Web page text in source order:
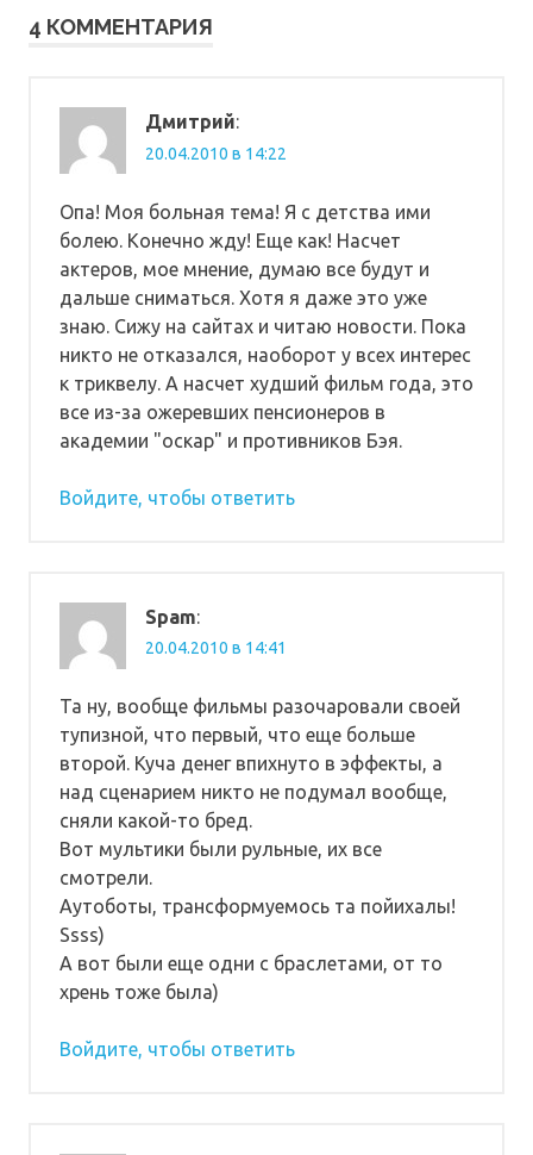
записям
4 КОММЕНТАРИЯ
Дмитрий:
20.04.2010 в 14:22
Опа! Моя больная тема! Я с детства ими
болею. Конечно жду! Еще как! Насчет
актеров, мое мнение, думаю все будут и
дальше сниматься. Хотя я даже это уже
знаю. Сижу на сайтах и читаю новости. Пока
никто не отказался, наоборот у всех интерес
к триквелу. А насчет худший фильм года, это
все из-за ожеревших пенсионеров в
академии "оскар" и противников Бэя.
Войдите, чтобы ответить
Spam:
20.04.2010 в 14:41
Та ну, вообще фильмы разочаровали своей
тупизной, что первый, что еще больше
второй. Куча денег впихнуто в эффекты, а
над сценарием никто не подумал вообще,
сняли какой-то бред.
Вот мультики были рульные, их все
смотрели.
Аутоботы, трансформуемось та пойихалы!
Ssss)
А вот были еще одни с браслетами, от то
хрень тоже была)
Войдите, чтобы ответить